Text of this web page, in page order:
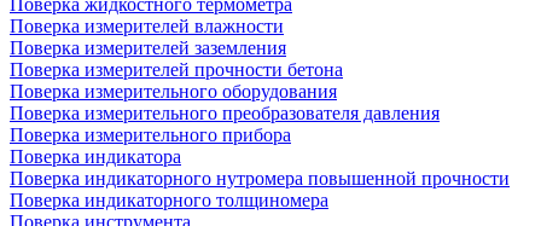
Поверка жидкостного термометра
Поверка измерителей влажности
Поверка измерителей заземления
Поверка измерителей прочности бетона
Поверка измерительного оборудования
Поверка измерительного преобразователя давления
Поверка измерительного прибора
Поверка индикатора
Поверка индикаторного нутромера повышенной прочности
Поверка индикаторного толщиномера
Поверка инструмента